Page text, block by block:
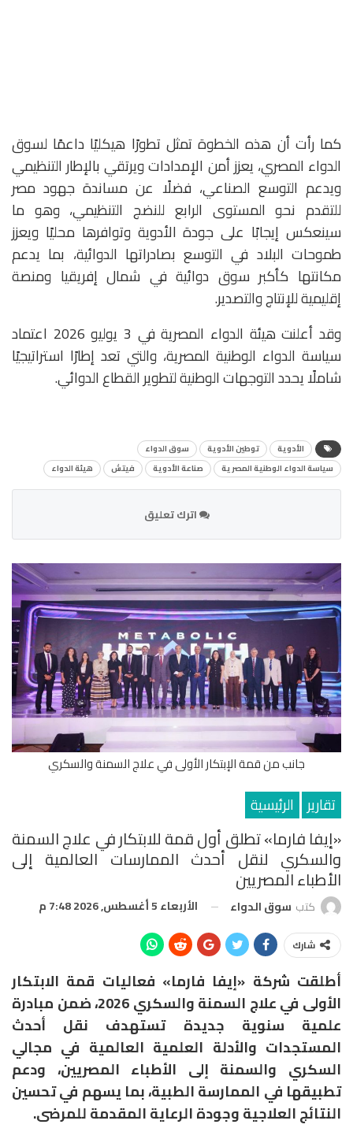
كما رأت أن هذه الخطوة تمثل تطورًا هيكليًا داعمًا لسوق
الدواء المصري، يعزز أمن الإمدادات ويرتقي بالإطار التنظيمي
ويدعم التوسع الصناعي، فضلًا عن مساندة جهود مصر
للتقدم نحو المستوى الرابع للنضج التنظيمي، وهو ما
سينعكس إيجابًا على جودة الأدوية وتوافرها محليًا ويعزز
طموحات البلاد في التوسع بصادراتها الدوائية، بما يدعم
مكانتها كأكبر سوق دوائية في شمال إفريقيا ومنصة
إقليمية للإنتاج والتصدير.
وقد أعلنت هيئة الدواء المصرية في 3 يوليو 2026 اعتماد
سياسة الدواء الوطنية المصرية، والتي تعد إطارًا استراتيجيًا
شاملًا يحدد التوجهات الوطنية لتطوير القطاع الدوائي.
الأدوية توطين الأدوية
سوق الدواء
سياسة الدواء الوطنية المصرية
صناعة الأدوية فيتش هيئة الدواء
اترك تعليق
جانب من قمة الإبتكار الأولى في علاج السمنة والسكري
تقارير الرئيسية
«إيفا فارما» تطلق أول قمة للابتكار في علاج السمنة
والسكري لنقل أحدث الممارسات العالمية إلى
الأطباء المصريين
كتب سوق الدواء الأربعاء 5 أغسطس, 2026 7:48 م
شارك
أطلقت شركة «إيفا فارما» فعاليات قمة الابتكار
الأولى في علاج السمنة والسكري 2026، ضمن مبادرة
علمية سنوية جديدة تستهدف نقل أحدث
المستجدات والأدلة العلمية العالمية في مجالي
السكري والسمنة إلى الأطباء المصريين، ودعم
تطبيقها في الممارسة الطبية، بما يسهم في تحسين
النتائج العلاجية وجودة الرعاية المقدمة للمرضى.